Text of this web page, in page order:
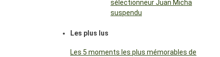
sélectionneur Juan Micha
suspendu
Les plus lus
Les 5 moments les plus mémorables de